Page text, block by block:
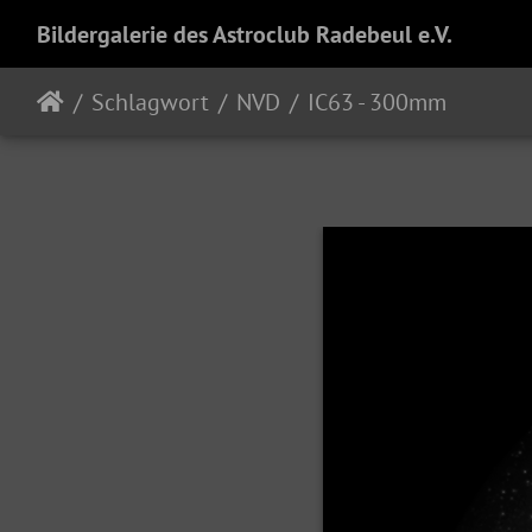
Bildergalerie des Astroclub Radebeul e.V.
Schlagwort NVD IC63 - 300mm